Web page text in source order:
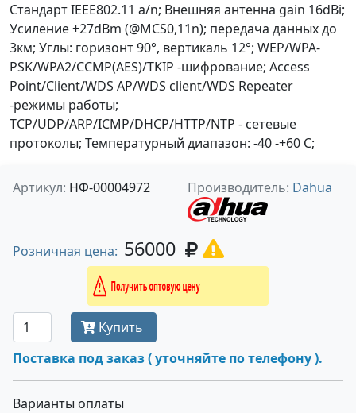
Стандарт IEEE802.11 a/n; Внешняя антенна gain 16dBi;
Усиление +27dBm (@MCS0,11n); передача данных до
3км; Углы: горизонт 90°, вертикаль 12°; WEP/WPA-
PSK/WPA2/CCMP(AES)/TKIP -шифрование; Access
Point/Client/WDS AP/WDS client/WDS Repeater
-режимы работы;
TCP/UDP/ARP/ICMP/DHCP/HTTP/NTP - cетевые
протоколы; Температурный диапазон: -40 -+60 С;
Артикул: НФ-00004972 Производитель: Dahua
Розничная цена: 56000
Получить оптовую цену
Купить
Поставка под заказ ( уточняйте по телефону ).
Варианты оплаты